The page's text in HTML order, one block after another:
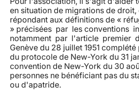
en situation de migrations de
répondant aux définitions de «
» précisées par les conventions
notamment par l'article premier
Genève du 28 juillet 1951
du protocole de New-York du 31
convention de New-York du 30
personnes ne bénéficiant pas du
ou d'apatride.